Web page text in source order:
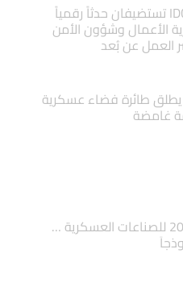
مايكروسوفت وIDC تستضيفان حدثاً رقمياً
الأعمال وشؤون الأمن
العمل عن بُعد
طائرة فضاء عسكرية
غامضة
‏رؤية المملكة 2030 للصناعات العسكرية …